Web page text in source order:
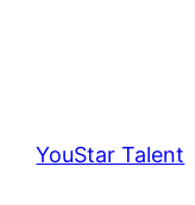
YouStar Talent